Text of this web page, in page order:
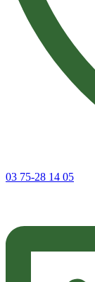
03 75-28 14 05